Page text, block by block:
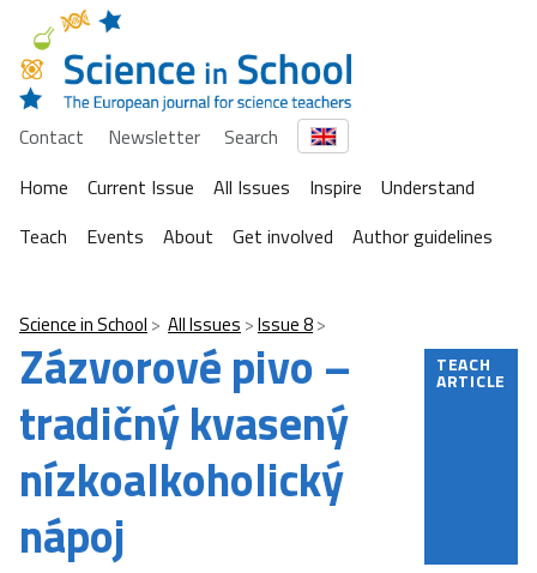
Contact Newsletter
Search
Home
Current Issue All Issues Inspire
Understand
Teach
Events About Get involved Author guidelines
Science in School All Issues Issue 8
Zázvorové pivo –
tradičný kvasený
nízkoalkoholický
nápoj
TEACH
ARTICLE